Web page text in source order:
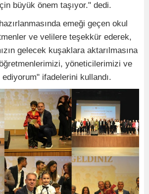
büyük önem taşıyor." dedi.
emeği geçen okul
ve velilere teşekkür ederek,
gelecek kuşaklara aktarılmasına
yöneticilerimizi ve
ifadelerini kullandı.